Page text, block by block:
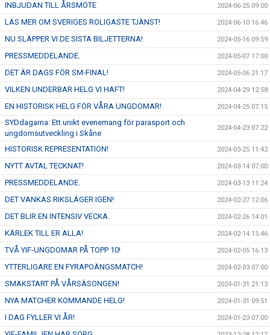
INBJUDAN TILL ÅRSMÖTE 2024-06-25 09:00
LÄS MER OM SVERIGES ROLIGASTE TJÄNST! 2024-06-10 16:46
NU SLÄPPER VI DE SISTA BILJETTERNA! 2024-05-16 09:59
PRESSMEDDELANDE. 2024-05-07 17:00
DET ÄR DAGS FÖR SM-FINAL! 2024-05-06 21:17
VILKEN UNDERBAR HELG VI HAFT! 2024-04-29 12:58
EN HISTORISK HELG FÖR VÅRA UNGDOMAR! 2024-04-25 07:15
SYDdagarna: Ett unikt evenemang för parasport och
ungdomsutveckling i Skåne
2024-04-23 07:22
HISTORISK REPRESENTATION! 2024-03-25 11:42
NYTT AVTAL TECKNAT! 2024-03-14 07:00
PRESSMEDDELANDE. 2024-03-13 11:24
DET VANKAS RIKSLÄGER IGEN! 2024-02-27 12:06
DET BLIR EN INTENSIV VECKA. 2024-02-26 14:01
KÄRLEK TILL ER ALLA! 2024-02-14 15:46
TVÅ YIF-UNGDOMAR PÅ TOPP 10! 2024-02-05 16:13
YTTERLIGARE EN FYRAPOÄNGSMATCH! 2024-02-03 07:00
SMAKSTART PÅ VÅRSÄSONGEN! 2024-01-31 21:13
NYA MATCHER KOMMANDE HELG! 2024-01-31 09:51
I DAG FYLLER VI ÅR! 2024-01-23 07:00